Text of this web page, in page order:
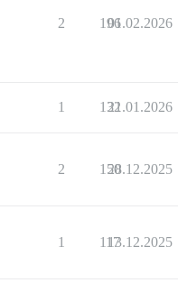
2 196
01.02.2026
1 132
21.01.2026
2 150
28.12.2025
1 117
13.12.2025